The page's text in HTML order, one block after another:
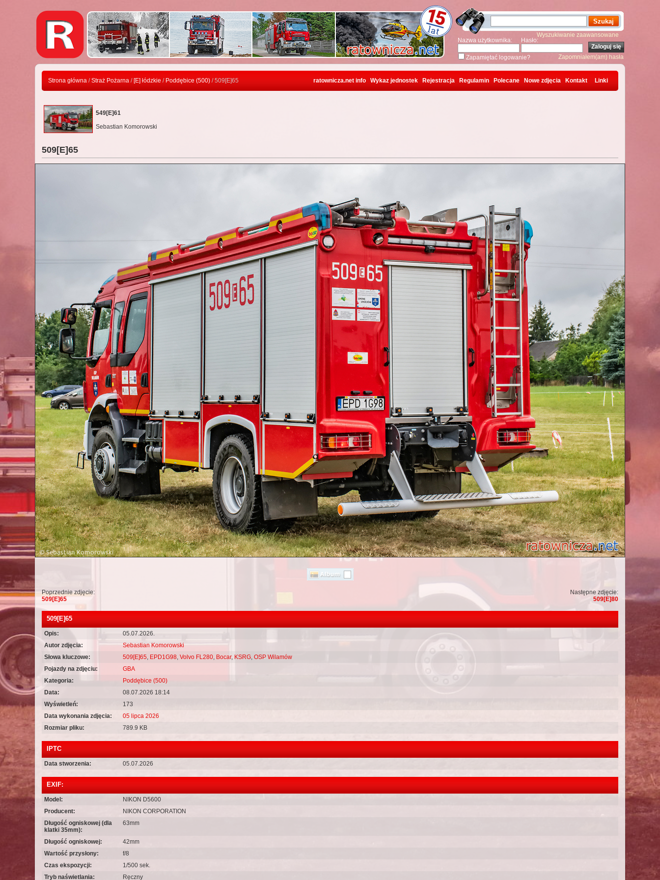
Wyszukiwanie zaawansowane
Nazwa użytkownika:
Hasło:
Zapamiętać logowanie? Zapomniałem(am) hasła
Strona główna /Straż Pożarna / [E] łódzkie / Poddębice (500) / 509[E]65 ratownicza.net info Wykaz jednostek Rejestracja Regulamin Polecane Nowe zdjęcia Kontakt Linki
549[E]61
Sebastian Komorowski
509[E]65
Poprzednie zdjęcie:
509[E]65
Następne zdjęcie:
509[E]80
509[E]65
Opis:
05.07.2026.
Autor zdjęcia:
Sebastian Komorowski
Słowa kluczowe:
509[E]65, EPD1G98, Volvo FL280, Bocar, KSRG, OSP Wilamów
Pojazdy na zdjęciu:
GBA
Kategoria:
Poddębice (500)
Data:
08.07.2026 18:14
Wyświetleń:
173
Data wykonania zdjęcia:
05 lipca 2026
Rozmiar pliku:
789.9 KB
IPTC
Data stworzenia: 05.07.2026
EXIF:
Model:
NIKON D5600
Producent:
NIKON CORPORATION
Długość ogniskowej (dla
klatki 35mm):
63mm
Długość ogniskowej:
42mm
Wartość przysłony:
f/8
Czas ekspozycji:
1/500 sek.
Tryb naświetlania:
Ręczny